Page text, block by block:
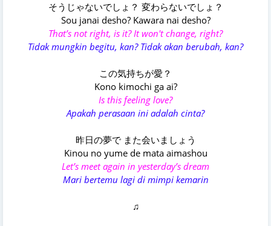
そうじゃないでしょ？ 変わらないでしょ？
Sou janai desho? Kawara nai desho?
That’s not right, is it? It won't change, right?
Tidak mungkin begitu, kan? Tidak akan berubah, kan?
この気持ちが愛？
Kono kimochi ga ai?
Is this feeling love?
Apakah perasaan ini adalah cinta?
昨日の夢で また会いましょう
Kinou no yume de mata aimashou
Let’s meet again in yesterday’s dream
Mari bertemu lagi di mimpi kemarin
♫